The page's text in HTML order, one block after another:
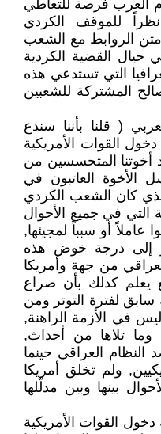
العرب فرصة للتعاطي
نظراً للموقف الكردي
الروابط مع الشعب
حيال القضية الكردية
التي تستدعي هذه
المشتركة للشعبين
( قلنا بأننا سندع
القوات الأمريكية
أخوتنا المتحسسين من
الأخوة العاتبون في
كان الشعب الكردي
التي في جميع الأحوال
عاملاً أو سبباً لمجيئها,
إلى درجة خوض هذه
من جهة وأمريكا
يعلم كذلك بأن صراع
لفترة التوتر ومن
في الأزمة الراهنة,
وما تلاها من أحداث,
العراقي حينما
ولم تخلق أمريكا
بينها وبين مدلّلها
دخول القوات الأمريكية